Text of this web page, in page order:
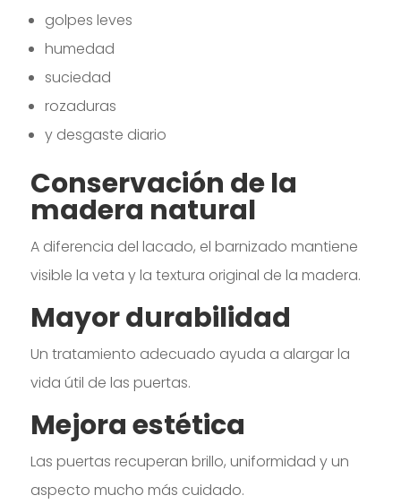
golpes leves
humedad
suciedad
rozaduras
y desgaste diario
Conservación de la
madera natural
A diferencia del lacado, el barnizado mantiene
visible la veta y la textura original de la madera.
Mayor durabilidad
Un tratamiento adecuado ayuda a alargar la
vida útil de las puertas.
Mejora estética
Las puertas recuperan brillo, uniformidad y un
aspecto mucho más cuidado.